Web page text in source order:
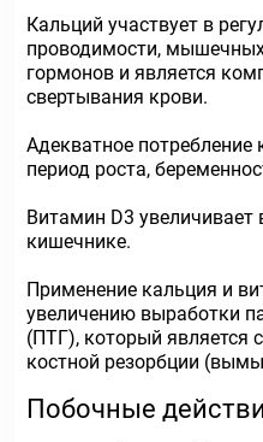
Кальций участвует в
проводимости,
гормонов и является
свертывания крови.
Адекватное
период роста,
Витамин D3
кишечнике.
Применение кальция и
увеличению выработки
(ПТГ), который является
костной резорбции
Побочные